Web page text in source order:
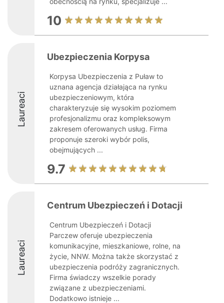
10
Laureaci
Ubezpieczenia Korpysa
Korpysa Ubezpieczenia z Puław to
uznana agencja działająca na rynku
ubezpieczeniowym, która
charakteryzuje się wysokim poziomem
profesjonalizmu oraz kompleksowym
zakresem oferowanych usług. Firma
proponuje szeroki wybór polis,
obejmujących ...
9.7
Laureaci
Centrum Ubezpieczeń i Dotacji
Centrum Ubezpieczeń i Dotacji
Parczew oferuje ubezpieczenia
komunikacyjne, mieszkaniowe, rolne, na
życie, NNW. Można także skorzystać z
ubezpieczenia podróży zagranicznych.
Firma świadczy wszelkie porady
związane z ubezpieczeniami.
Dodatkowo istnieje ...